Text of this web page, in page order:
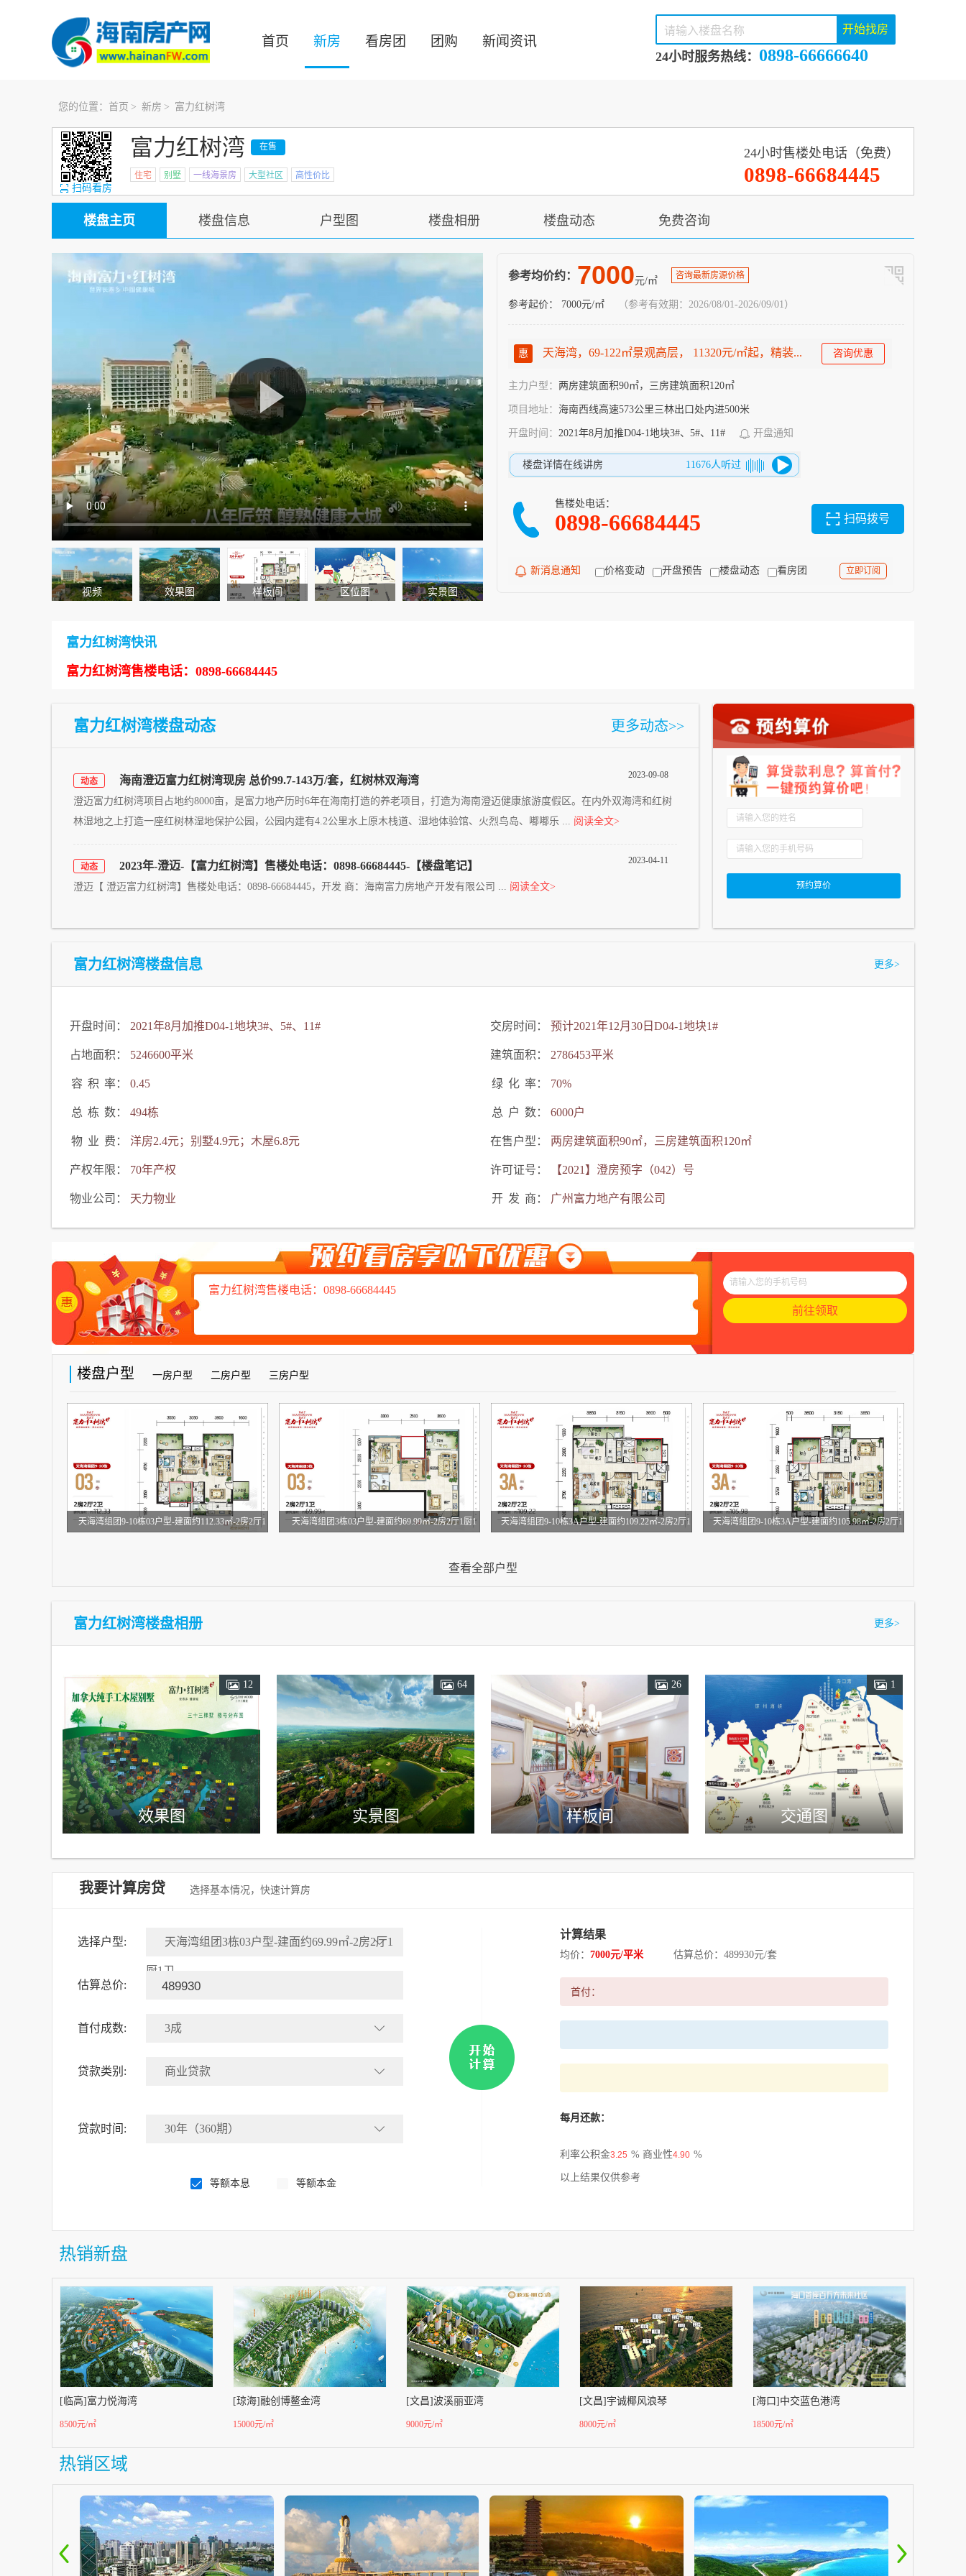
首页 新房 看房团 团购 新闻资讯
开始找房
24小时服务热线： 0898-66666640
您的位置： 首页 > 新房 > 富力红树湾
扫码看房
富力红树湾 在售
住宅 别墅 一线海景房 大型社区 高性价比
24小时售楼处电话（免费）
0898-66684445
楼盘主页 楼盘信息 户型图 楼盘相册 楼盘动态 免费咨询
视频 效果图 样板间 区位图 实景图
参考均价约： 7000元/㎡ 咨询最新房源价格
参考起价： 7000元/㎡ （参考有效期：2026/08/01-2026/09/01）
惠 天海湾，69-122㎡景观高层， 11320元/㎡起，精装... 咨询优惠
主力户型： 两房建筑面积90㎡，三房建筑面积120㎡
项目地址： 海南西线高速573公里三林出口处内进500米
开盘时间： 2021年8月加推D04-1地块3#、5#、11# 开盘通知
楼盘详情在线讲房 11676人听过
售楼处电话：
0898-66684445 扫码拨号
新消息通知 价格变动 开盘预告 楼盘动态 看房团 立即订阅
富力红树湾快讯
富力红树湾售楼电话：0898-66684445
富力红树湾楼盘动态 更多动态>>
2023-09-08
动态 海南澄迈富力红树湾现房 总价99.7-143万/套，红树林双海湾
澄迈富力红树湾项目占地约8000亩，是富力地产历时6年在海南打造的养老项目，打造为海南澄迈健康旅游度假区。在内外双海湾和红树
林湿地之上打造一座红树林湿地保护公园，公园内建有4.2公里水上原木栈道、湿地体验馆、火烈鸟岛、嘟嘟乐 ... 阅读全文>
2023-04-11
动态 2023年-澄迈-【富力红树湾】售楼处电话：0898-66684445-【楼盘笔记】
澄迈【 澄迈富力红树湾】售楼处电话：0898-66684445，开发 商：海南富力房地产开发有限公司 ... 阅读全文>
富力红树湾楼盘信息 更多>
开盘时间： 2021年8月加推D04-1地块3#、5#、11# 交房时间： 预计2021年12月30日D04-1地块1#
占地面积： 5246600平米 建筑面积： 2786453平米
容 积 率： 0.45 绿 化 率： 70%
总 栋 数： 494栋 总 户 数： 6000户
物 业 费： 洋房2.4元；别墅4.9元；木屋6.8元 在售户型： 两房建筑面积90㎡，三房建筑面积120㎡
产权年限： 70年产权 许可证号： 【2021】澄房预字（042）号
物业公司： 天力物业 开 发 商： 广州富力地产有限公司
富力红树湾售楼电话：0898-66684445
楼盘户型 一房户型 二房户型 三房户型
天海湾组团9-10栋03户型-建面约112.33㎡-2房2厅1 天海湾组团3栋03户型-建面约69.99㎡-2房2厅1厨1
(建筑面积：69.99㎡)
天海湾组团9-10栋3A户型-建面约109.22㎡-2房2厅1 天海湾组团9-10栋3A户型-建面约105.98㎡-2房2厅1
查看全部户型
富力红树湾楼盘相册 更多>
12
效果图
64
实景图
26
样板间
1
交通图
我要计算房贷 选择基本情况，快速计算房
选择户型: 天海湾组团3栋03户型-建面约69.99㎡-2房2厅1
厨1卫
估算总价:
首付成数: 3成
贷款类别: 商业贷款
贷款时间: 30年（360期）
等额本息 等额本金
计算结果
均价： 7000元/平米 估算总价：489930元/套
首付：
每月还款：
利率公积金 % 商业性 %
以上结果仅供参考
热销新盘
[临高]富力悦海湾
8500元/㎡
[琼海]融创博鳌金湾
15000元/㎡
[文昌]波溪丽亚湾
9000元/㎡
[文昌]宇诚椰风浪琴
8000元/㎡
[海口]中交蓝色港湾
18500元/㎡
热销区域